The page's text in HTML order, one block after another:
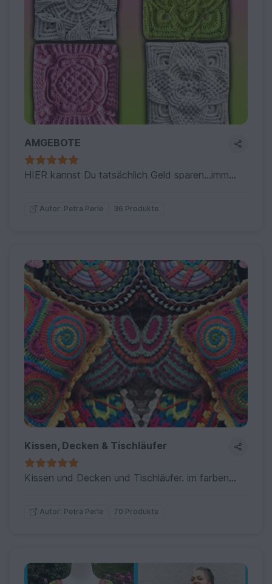
AMGEBOTE
HIER kannst Du tatsächlich Geld sparen...immer mehrere Anleitungen zu günstigeren Preis ...viel Vergnügen !
Autor: Petra Perle 36 Produkte
Kissen, Decken & Tischläufer
Kissen und Decken und Tischläufer. im farbenfohen Petra Perle Style
Autor: Petra Perle 70 Produkte